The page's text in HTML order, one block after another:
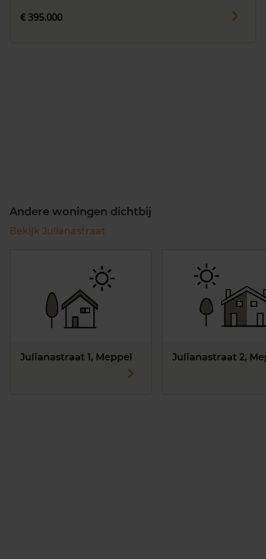
€ 395.000
Andere woningen dichtbij
Bekijk Julianastraat
Julianastraat 1, Meppel Julianastraat 2,